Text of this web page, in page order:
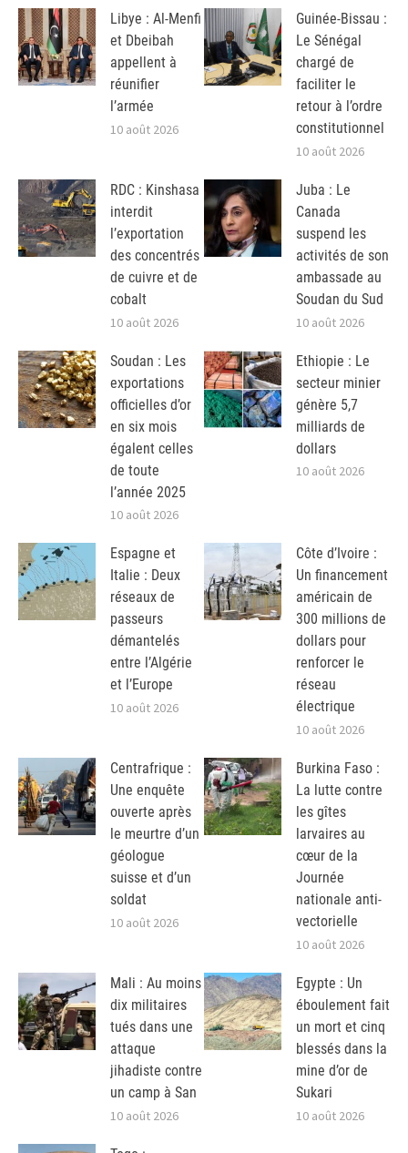
Libye : Al-Menfi
et Dbeibah
appellent à
réunifier
l’armée
10 août 2026
Guinée-Bissau :
Le Sénégal
chargé de
faciliter le
retour à l’ordre
constitutionnel
10 août 2026
RDC : Kinshasa
interdit
l’exportation
des concentrés
de cuivre et de
cobalt
10 août 2026
Juba : Le
Canada
suspend les
activités de son
ambassade au
Soudan du Sud
10 août 2026
Soudan : Les
exportations
officielles d’or
en six mois
égalent celles
de toute
l’année 2025
10 août 2026
Ethiopie : Le
secteur minier
génère 5,7
milliards de
dollars
10 août 2026
Espagne et
Italie : Deux
réseaux de
passeurs
démantelés
entre l’Algérie
et l’Europe
10 août 2026
Côte d’Ivoire :
Un financement
américain de
300 millions de
dollars pour
renforcer le
réseau
électrique
10 août 2026
Centrafrique :
Une enquête
ouverte après
le meurtre d’un
géologue
suisse et d’un
soldat
10 août 2026
Burkina Faso :
La lutte contre
les gîtes
larvaires au
cœur de la
Journée
nationale anti-
vectorielle
10 août 2026
Mali : Au moins
dix militaires
tués dans une
attaque
jihadiste contre
un camp à San
10 août 2026
Egypte : Un
éboulement fait
un mort et cinq
blessés dans la
mine d’or de
Sukari
10 août 2026